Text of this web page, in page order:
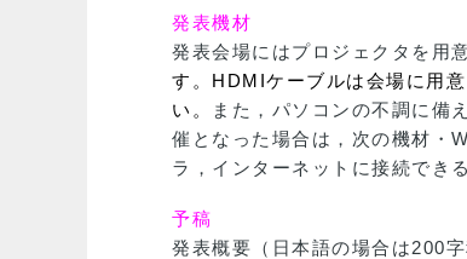
発表機材
発表会場にはプロジェクタを用
す。 HDMIケーブルは会場に用
い。
また，パソコンの不調に備
催となった場合は，次の機材・
ラ，インターネットに接続でき
予稿
発表概要（日本語の場合は200